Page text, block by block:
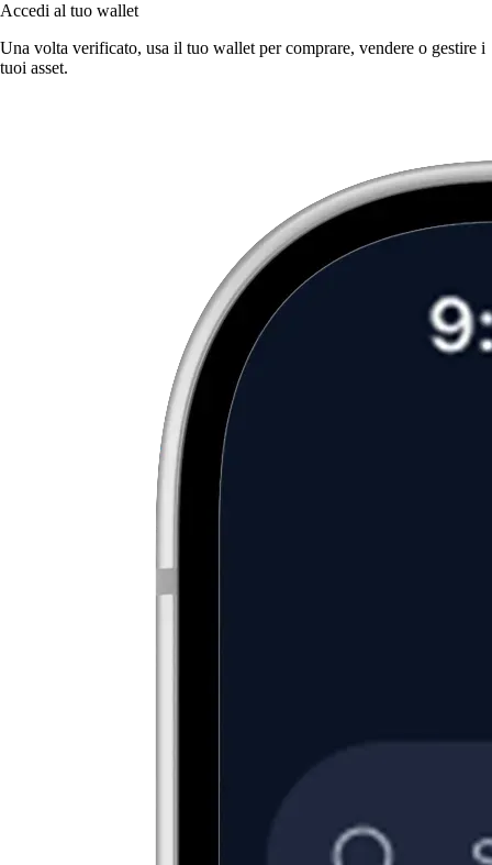
Accedi al tuo wallet
Una volta verificato, usa il tuo wallet per comprare, vendere o gestire i
tuoi asset.